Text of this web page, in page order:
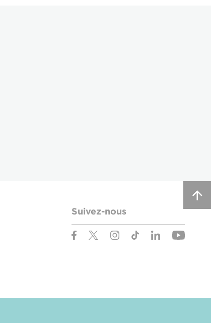
Suivez-nous